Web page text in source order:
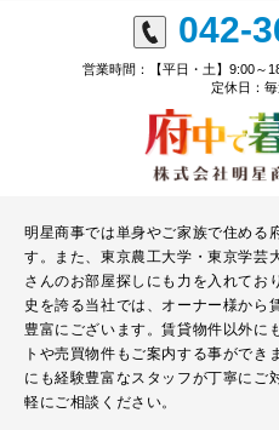
042-
営業時間：【平日・土】9:00～
定休日：
明星商事では単身やご家族で住める
す。また、東京農工大学・東京学芸
さんのお部屋探しにも力を入れてお
史を誇る当社では、オーナー様から
豊富にございます。賃貸物件以外に
トや売買物件もご案内する事がで
にも経験豊富なスタッフが丁寧にご
軽にご相談ください。